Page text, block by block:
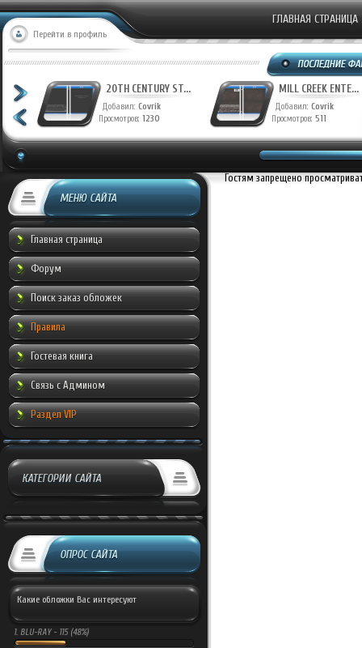
Перейти в профиль
ГЛАВНАЯ СТРАНИЦА
20TH CENTURY ST...
Добавил: Covrik
Просмотров: 1230
MILL CREEK ENTE...
Добавил: Covrik
Просмотров: 511
МЕНЮ САЙТА
Главная страница
Форум
Поиск заказ обложек
Правила
Гостевая книга
Связь с Админом
Раздел VIP
КАТЕГОРИИ САЙТА
ОПРОС САЙТА
Какие обложки Вас интересуют
1. BLU-RAY - 115 (48%)
Гостям запрещено